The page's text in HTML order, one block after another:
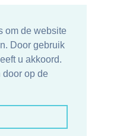
om de website
Door gebruik
u akkoord.
door op de